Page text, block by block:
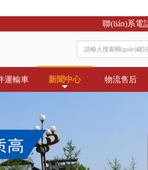
聯(lián)系電
運輸車 新聞中心 物流售后